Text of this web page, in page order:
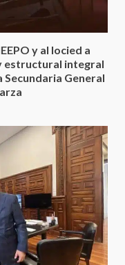
y al Iocied a
estructural integral
Secundaria General
Montiel
Salomón Jara
consolidación
en
de Oaxaca
de maltrato
ciudadana